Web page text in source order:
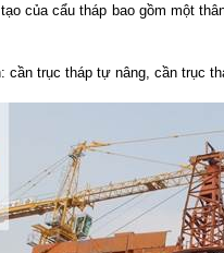
của cẩu tháp bao gồm một
cần trục tháp tự nâng, cần trục